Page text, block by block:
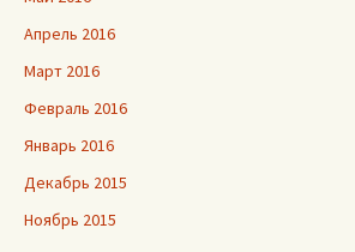
Апрель 2016
Март 2016
Февраль 2016
Январь 2016
Декабрь 2015
Ноябрь 2015